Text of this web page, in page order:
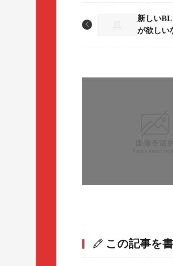
新しい
が欲しい
この記事を